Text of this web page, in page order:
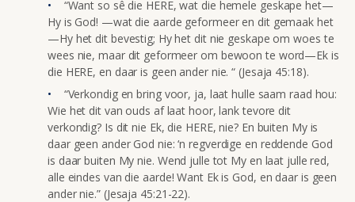
“Want so sê die HERE, wat die hemele geskape het—
Hy is God! —wat die aarde geformeer en dit gemaak het
—Hy het dit bevestig; Hy het dit nie geskape om woes te
wees nie, maar dit geformeer om bewoon te word—Ek is
die HERE, en daar is geen ander nie. “ (Jesaja 45:18).
“Verkondig en bring voor, ja, laat hulle saam raad hou:
Wie het dit van ouds af laat hoor, lank tevore dit
verkondig? Is dit nie Ek, die HERE, nie? En buiten My is
daar geen ander God nie: ‘n regverdige en reddende God
is daar buiten My nie. Wend julle tot My en laat julle red,
alle eindes van die aarde! Want Ek is God, en daar is geen
ander nie.” (Jesaja 45:21-22).